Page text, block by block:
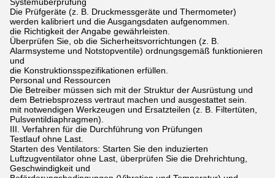
Die Prüfgeräte (z. B. Druckmessgeräte und Thermometer)
werden kalibriert und die Ausgangsdaten aufgenommen.
die Richtigkeit der Angabe gewährleisten.
Überprüfen Sie, ob die Sicherheitsvorrichtungen (z. B.
Alarmsysteme und Notstopventile) ordnungsgemäß funktionieren
und
die Konstruktionsspezifikationen erfüllen.
Personal und Ressourcen
Die Betreiber müssen sich mit der Struktur der Ausrüstung und
dem Betriebsprozess vertraut machen und ausgestattet sein.
mit notwendigen Werkzeugen und Ersatzteilen (z. B. Filtertüten,
Pulsventildiaphragmen).
III. Verfahren für die Durchführung von Prüfungen
Testlauf ohne Last.
Starten des Ventilators: Starten Sie den induzierten
Luftzugventilator ohne Last, überprüfen Sie die Drehrichtung,
Geschwindigkeit und